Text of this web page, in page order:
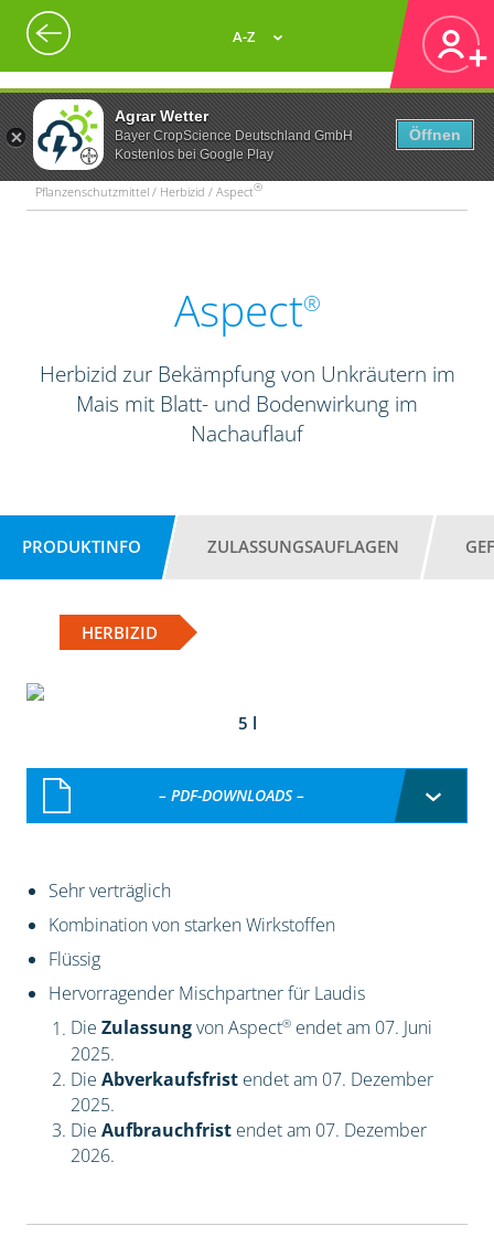
Agrar Wetter
Bayer CropScience Deutschland GmbH
Kostenlos bei Google Play
Öffnen
A-Z
Pflanzenschutzmittel / Herbizid / Aspect®
Aspect®
Herbizid zur Bekämpfung von Unkräutern im
Mais mit Blatt- und Bodenwirkung im
Nachauflauf
PRODUKTINFO ZULASSUNGSAUFLAGEN
HERBIZID
5 l
– PDF-DOWNLOADS –
Sehr verträglich
Kombination von starken Wirkstoffen
Flüssig
Hervorragender Mischpartner für Laudis
Die Zulassungvon Aspect®endet am 07. Juni
2025.
Die Abverkaufsfrist endet am 07. Dezember
2025.
Die Aufbrauchfrist endet am 07. Dezember
2026.